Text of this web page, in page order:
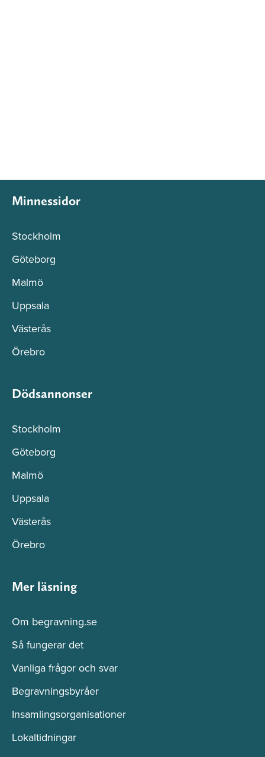
Minnessidor
Stockholm
Göteborg
Malmö
Uppsala
Västerås
Örebro
Dödsannonser
Stockholm
Göteborg
Malmö
Uppsala
Västerås
Örebro
Mer läsning
Om begravning.se
Så fungerar det
Vanliga frågor och svar
Begravningsbyråer
Insamlingsorganisationer
Lokaltidningar